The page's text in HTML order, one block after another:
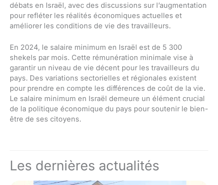
débats en Israël, avec des discussions sur l’augmentation
pour refléter les réalités économiques actuelles et
améliorer les conditions de vie des travailleurs.
En 2024, le salaire minimum en Israël est de 5 300
shekels par mois. Cette rémunération minimale vise à
garantir un niveau de vie décent pour les travailleurs du
pays. Des variations sectorielles et régionales existent
pour prendre en compte les différences de coût de la vie.
Le salaire minimum en Israël demeure un élément crucial
de la politique économique du pays pour soutenir le bien-
être de ses citoyens.
Les dernières actualités